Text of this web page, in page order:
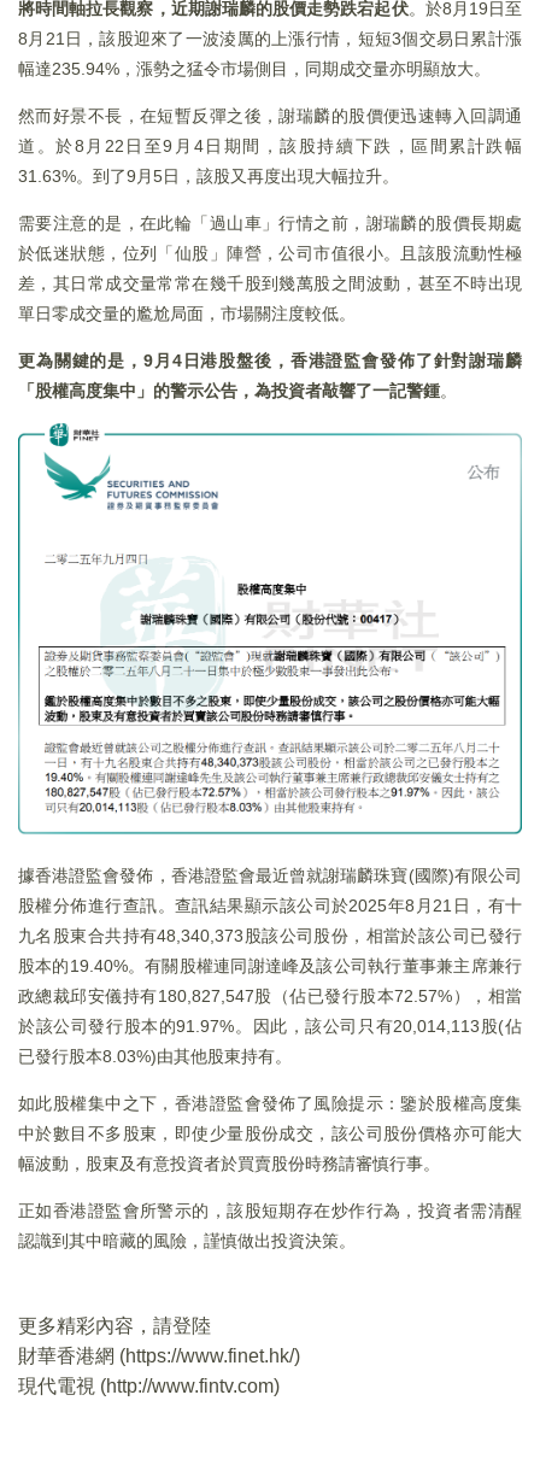
將時間軸拉長觀察，近期謝瑞麟的股價走勢跌宕起伏。於8月19日至
8月21日，該股迎來了一波淩厲的上漲行情，短短3個交易日累計漲
幅達235.94%，漲勢之猛令市場側目，同期成交量亦明顯放大。
然而好景不長，在短暫反彈之後，謝瑞麟的股價便迅速轉入回調通
道。於8月22日至9月4日期間，該股持續下跌，區間累計跌幅
31.63%。到了9月5日，該股又再度出現大幅拉升。
需要注意的是，在此輪「過山車」行情之前，謝瑞麟的股價長期處
於低迷狀態，位列「仙股」陣營，公司市值很小。且該股流動性極
差，其日常成交量常常在幾千股到幾萬股之間波動，甚至不時出現
單日零成交量的尷尬局面，市場關注度較低。
更為關鍵的是，9月4日港股盤後，香港證監會發佈了針對謝瑞麟
「股權高度集中」的警示公告，為投資者敲響了一記警鍾。
據香港證監會發佈，香港證監會最近曾就謝瑞麟珠寶(國際)有限公司
股權分佈進行查訊。查訊結果顯示該公司於2025年8月21日，有十
九名股東合共持有48,340,373股該公司股份，相當於該公司已發行
股本的19.40%。有關股權連同謝達峰及該公司執行董事兼主席兼行
政總裁邱安儀持有180,827,547股（佔已發行股本72.57%），相當
於該公司發行股本的91.97%。因此，該公司只有20,014,113股(佔
已發行股本8.03%)由其他股東持有。
如此股權集中之下，香港證監會發佈了風險提示：鑒於股權高度集
中於數目不多股東，即使少量股份成交，該公司股份價格亦可能大
幅波動，股東及有意投資者於買賣股份時務請審慎行事。
正如香港證監會所警示的，該股短期存在炒作行為，投資者需清醒
認識到其中暗藏的風險，謹慎做出投資決策。
更多精彩內容，請登陸
財華香港網 (https://www.finet.hk/)
現代電視 (http://www.fintv.com)